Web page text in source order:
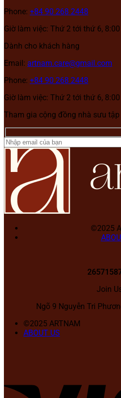
Phone: +84 90 268 2448
Giờ làm việc: Thứ 2 tới thứ 6,
Dành cho khách hàng
Email: artnam.care@gmail.com
Phone: +84 90 268 2448
Giờ làm việc: Thứ 2 tới thứ 6,
Tham gia cộng đồng nhà sưu tập
©2025
Join
Ngõ 9 Nguyễn Tri
©2025 ARTNAM
ABOUT US